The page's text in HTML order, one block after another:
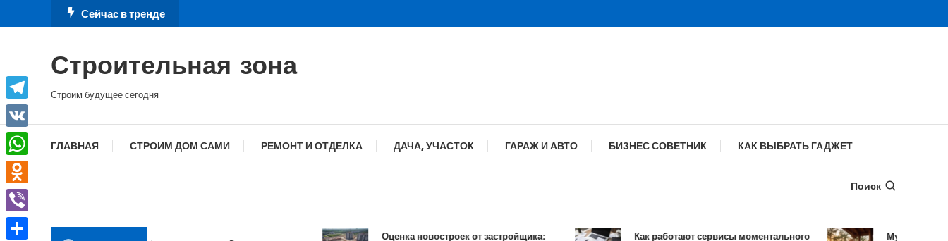
к
Сейчас в тренде
Строительная зона
Строим будущее сегодня
ГЛАВНАЯ СТРОИМ ДОМ САМИ РЕМОНТ И ОТДЕЛКА ДАЧА, УЧАСТОК ГАРАЖ И АВТО БИЗНЕС СОВЕТНИК КАК ВЫБРАТЬ ГАДЖЕТ
Поиск
Оценка новостроек от застройщика:
Как работают сервисы моментального
Музыка ветра:
Telegram
VK
WhatsApp
Odnoklassniki
Viber